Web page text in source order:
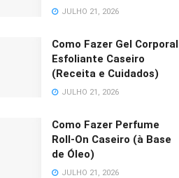
JULHO 21, 2026
Como Fazer Gel Corporal
Esfoliante Caseiro
(Receita e Cuidados)
JULHO 21, 2026
Como Fazer Perfume
Roll-On Caseiro (à Base
de Óleo)
JULHO 21, 2026